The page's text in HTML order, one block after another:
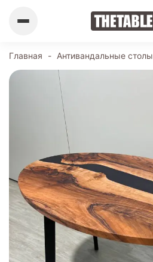
Главная - Антивандальные столы